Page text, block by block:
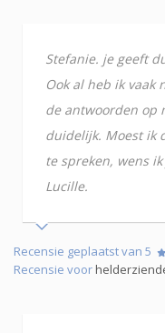
Stefanie. je geeft
Ook al heb ik vaak
de antwoorden op
duidelijk. Moest ik
te spreken, wens
Lucille.
Recensie geplaatst van 5
Recensie voor